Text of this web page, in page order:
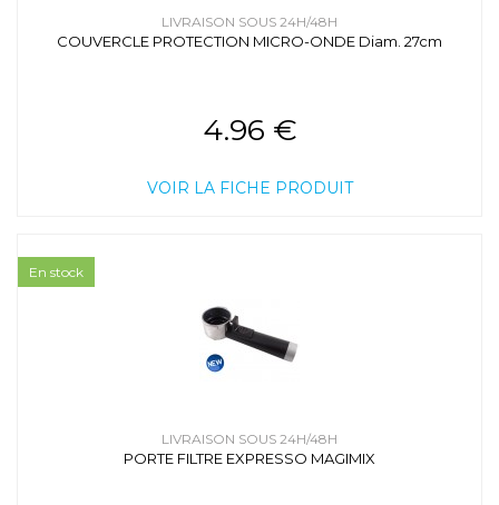
LIVRAISON SOUS 24H/48H
COUVERCLE PROTECTION MICRO-ONDE Diam. 27cm
4.96 €
VOIR LA FICHE PRODUIT
LIVRAISON SOUS 24H/48H
PORTE FILTRE EXPRESSO MAGIMIX
En stock